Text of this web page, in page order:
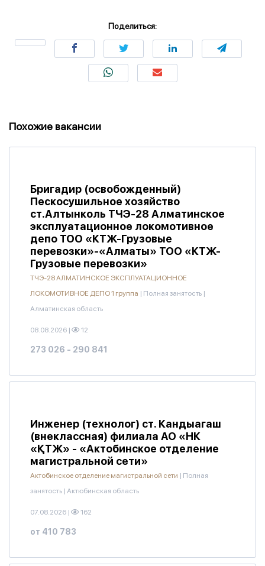
Поделиться:
Похожие вакансии
Бригадир (освобожденный)
Пескосушильное хозяйство
ст.Алтынколь ТЧЭ-28 Алматинское
эксплуатационное локомотивное
депо ТОО «КТЖ-Грузовые
перевозки»-«Алматы» ТОО «КТЖ-
Грузовые перевозки»
ТЧЭ-28 АЛМАТИНСКОЕ ЭКСПЛУАТАЦИОННОЕ
ЛОКОМОТИВНОЕ ДЕПО 1 группа | Полная занятость |
Алматинская область
08.08.2026 | 12
273 026 - 290 841
Инженер (технолог) ст. Кандыагаш
(внеклассная) филиала АО «НК
«ҚТЖ» - «Актобинское отделение
магистральной сети»
Актобинское отделение магистральной сети | Полная
занятость | Актюбинская область
07.08.2026 | 162
от 410 783